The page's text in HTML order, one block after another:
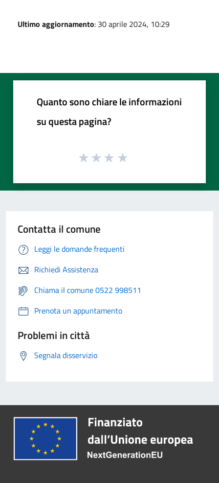
Ultimo aggiornamento: 30 aprile 2024, 10:29
Quanto sono chiare le informazioni
su questa pagina?
Contatta il comune
Leggi le domande frequenti
Richiedi Assistenza
Chiama il comune 0522 998511
Prenota un appuntamento
Problemi in città
Segnala disservizio